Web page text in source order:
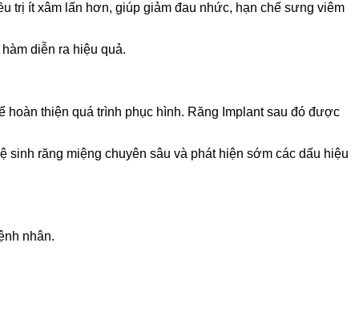
trị ít xâm lấn hơn, giúp giảm đau nhức, hạn chế sưng viêm
diễn ra hiệu quả.
thiện quá trình phục hình. Răng Implant sau đó được
sinh răng miệng chuyên sâu và phát hiện sớm các dấu hiệu
nhân.